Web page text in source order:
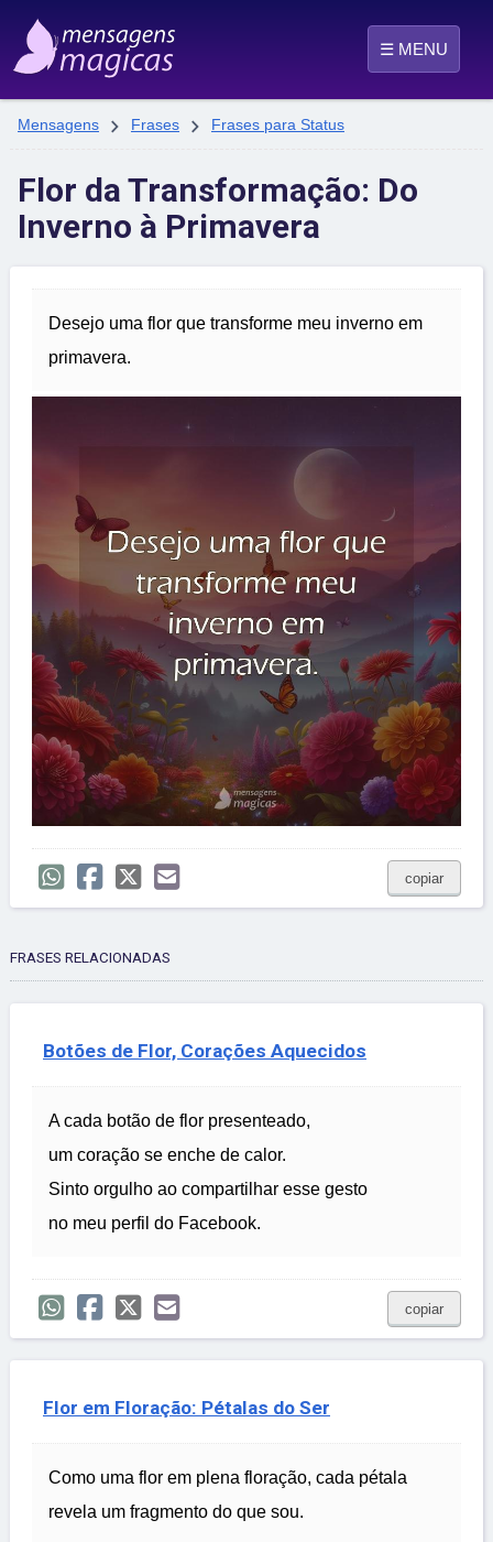
☰ MENU
Mensagens  Frases  Frases para Status
Flor da Transformação: Do
Inverno à Primavera
Desejo uma flor que transforme meu inverno em
primavera.
copiar
FRASES RELACIONADAS
Botões de Flor, Corações Aquecidos
A cada botão de flor presenteado,
um coração se enche de calor.
Sinto orgulho ao compartilhar esse gesto
no meu perfil do Facebook.
copiar
Flor em Floração: Pétalas do Ser
Como uma flor em plena floração, cada pétala
revela um fragmento do que sou.